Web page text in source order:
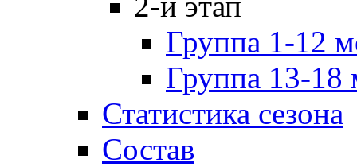
Группа 1-12
Группа 13-18
Статистика сезона
Состав